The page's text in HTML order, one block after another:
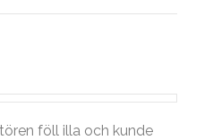
föll illa och kunde